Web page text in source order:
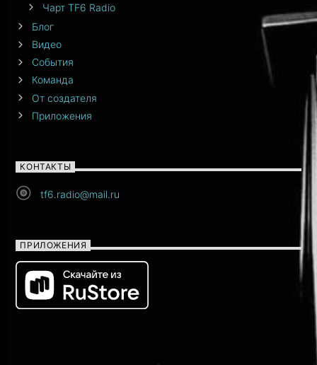
Чарт TF6 Radio
Блог
Видео
События
Команда
От создателя
Приложения
КОНТАКТЫ
tf6.radio@mail.ru
ПРИЛОЖЕНИЯ